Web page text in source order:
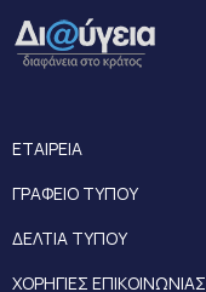
ΕΤΑΙΡΕΙΑ
ΓΡΑΦΕΙΟ ΤΥΠΟΥ
ΔΕΛΤΙΑ ΤΥΠΟΥ
ΧΟΡΗΓΙΕΣ ΕΠΙΚΟΙΝΩΝΙΑΣ